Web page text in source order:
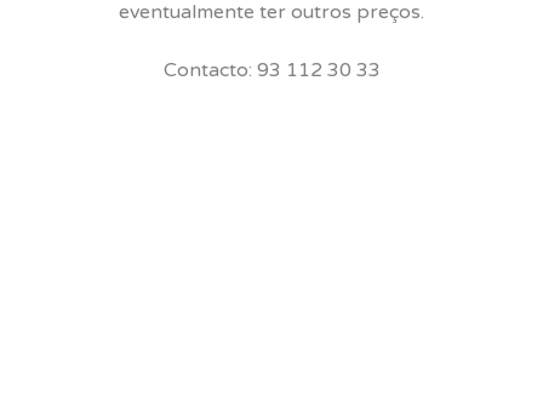
eventualmente ter outros preços.
Contacto: 93 112 30 33